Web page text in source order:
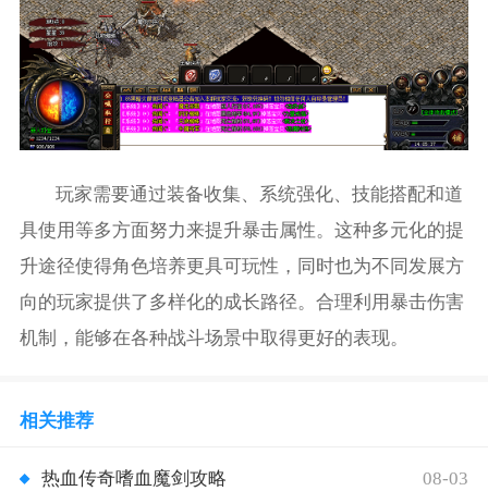
玩家需要通过装备收集、系统强化、技能搭配和道
具使用等多方面努力来提升暴击属性。这种多元化的提
升途径使得角色培养更具可玩性，同时也为不同发展方
向的玩家提供了多样化的成长路径。合理利用暴击伤害
机制，能够在各种战斗场景中取得更好的表现。
相关推荐
热血传奇嗜血魔剑攻略 08-03